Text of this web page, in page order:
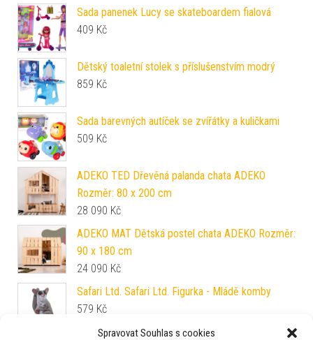
Spravovat Souhlas s cookies
Sada panenek Lucy se skateboardem fialová
409 Kč
Dětský toaletní stolek s příslušenstvím modrý
859 Kč
Sada barevných autíček se zvířátky a kuličkami
509 Kč
ADEKO TED Dřevěná palanda chata ADEKO
Rozměr: 80 x 200 cm
28 090 Kč
ADEKO MAT Dětská postel chata ADEKO Rozměr:
90 x 180 cm
24 090 Kč
Safari Ltd. Safari Ltd. Figurka - Mládě komby
579 Kč